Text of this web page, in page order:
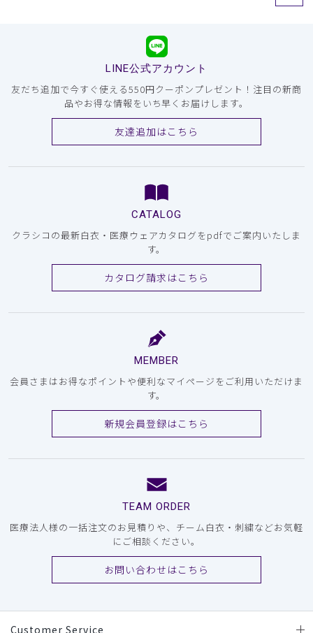
LINE公式アカウント
友だち追加で今すぐ使える550円クーポンプレゼント！注目の新商
品やお得な情報をいち早くお届けします。
友達追加はこちら
CATALOG
クラシコの最新白衣・医療ウェアカタログをpdfでご案内いたしま
す。
カタログ請求はこちら
MEMBER
会員さまはお得なポイントや便利なマイページをご利用いただけま
す。
新規会員登録はこちら
TEAM ORDER
医療法人様の一括注文のお見積りや、チーム白衣・刺繍などお気軽
にご相談ください。
お問い合わせはこちら
Customer Service